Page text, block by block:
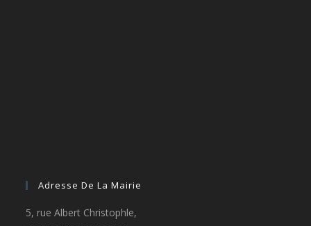
Adresse De La Mairie
5, rue Albert Christophle,